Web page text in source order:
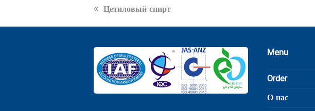
previous
Цетиловый спирт
Menu
Order
О нас